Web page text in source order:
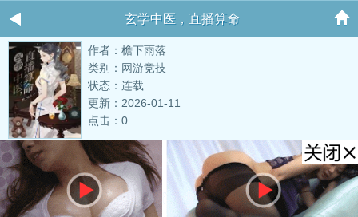
玄学中医，直播算命
作者：檐下雨落
类别：网游竞技
状态：连载
更新：2026-01-11
点击：0